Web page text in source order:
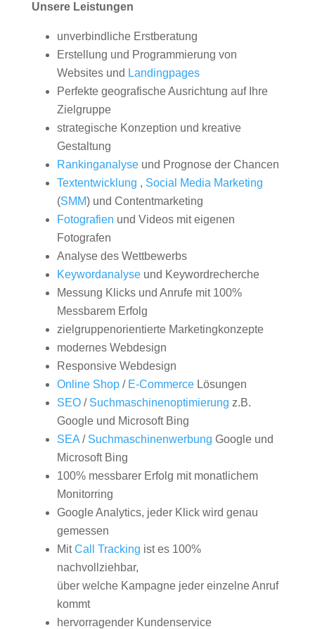
Unsere Leistungen
unverbindliche Erstberatung
Erstellung und Programmierung von
Websites und Landingpages
Perfekte geografische Ausrichtung auf Ihre
Zielgruppe
strategische Konzeption und kreative
Gestaltung
Rankinganalyseund Prognose der Chancen
Textentwicklung , Social Media Marketing
(SMM) und Contentmarketing
Fotografien und Videos mit eigenen
Fotografen
Analyse des Wettbewerbs
Keywordanalyseund Keywordrecherche
Messung Klicks und Anrufe mit 100%
Messbarem Erfolg
zielgruppenorientierte Marketingkonzepte
modernes Webdesign
Responsive Webdesign
Online Shop/ E-CommerceLösungen
SEO/ Suchmaschinenoptimierung z.B.
Google und Microsoft Bing
SEA/ Suchmaschinenwerbung Google und
Microsoft Bing
100% messbarer Erfolg mit monatlichem
Monitorring
Google Analytics, jeder Klick wird genau
gemessen
MitCall Tracking ist es 100%
nachvollziehbar,
über welche Kampagne jeder einzelne Anruf
kommt
hervorragender Kundenservice